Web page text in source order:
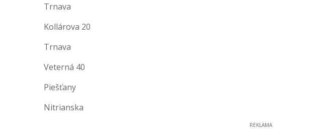
Trnava
Kollárova 20
Trnava
Veterná 40
Piešťany
Nitrianska
REKLAMA